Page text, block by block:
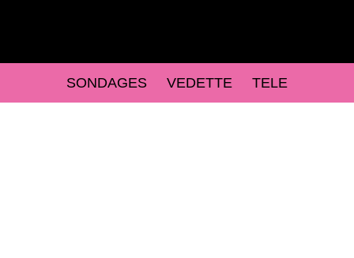
SONDAGES VEDETTE TELE